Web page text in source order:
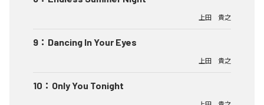
上田 貴之
9 ： Dancing In Your Eyes
上田 貴之
10 ： Only You Tonight